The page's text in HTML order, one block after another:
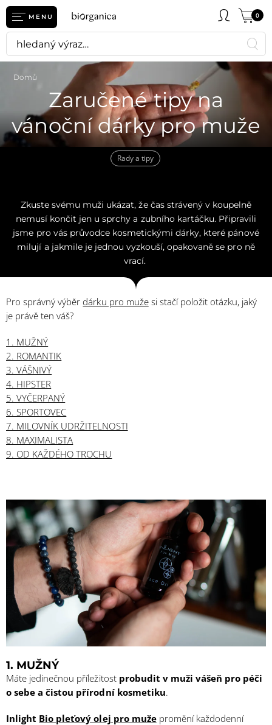
MENU 0
Domů
Zaručené tipy na
vánoční dárky pro muže
Rady a tipy
Zkuste svému muži ukázat, že čas strávený v koupelně
nemusí končit jen u sprchy a zubního kartáčku. Připravili
jsme pro vás průvodce kosmetickými dárky, které pánové
milují a jakmile je jednou vyzkouší, opakovaně se pro ně
vrací.
Pro správný výběr dárku pro mužesi stačí položit otázku, jaký
je právě ten váš?
1. MUŽNÝ
2. ROMANTIK
3. VÁŠNIVÝ
4. HIPSTER
5. VYČERPANÝ
6. SPORTOVEC
7. MILOVNÍK UDRŽITELNOSTI
8. MAXIMALISTA
9. OD KAŽDÉHO TROCHU
1. MUŽNÝ
Máte jedinečnou příležitost probudit v muži vášeň pro péči
o sebe a čistou přírodní kosmetiku.
Inlight Bio pleťový olej pro mužepromění každodenní